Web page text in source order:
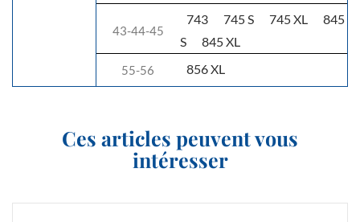
43-44-45
743 745 S 745 XL
845
S
845 XL
55-56 856 XL
Ces articles peuvent vous
intéresser